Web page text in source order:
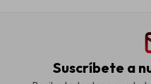
Suscríbete a